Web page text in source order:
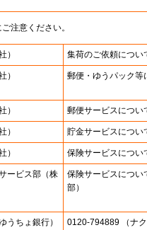
注意ください。
） 集荷のご依頼につい
）
郵便・ゆうパック等
） 郵便サービスについ
） 貯金サービスについ
） 保険サービスについ
ービス部（株
保険サービスについ
部）
うちょ銀行）
0120-794889 （ナ